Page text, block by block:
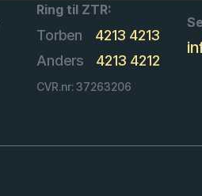
Ring til ZTR:
Torben
4213 4213
Anders
4213 4212
CVR.nr: 37263206